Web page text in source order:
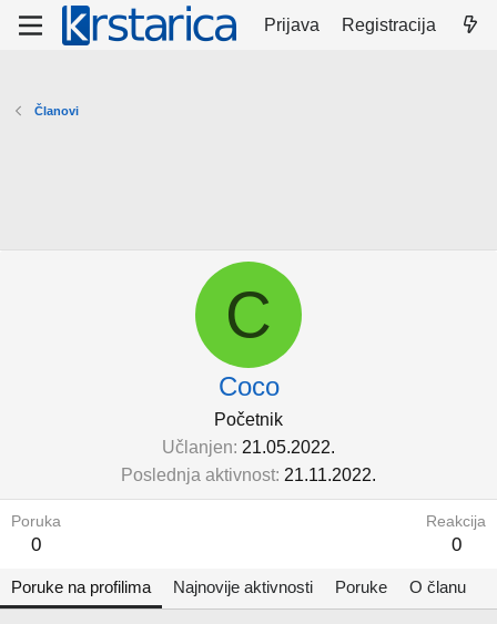
Prijava Registracija
Članovi
C
Coco
Početnik
Učlanjen 21.05.2022.
Poslednja aktivnost 21.11.2022.
Poruka
0
Reakcija
0
Poruke na profilima Najnovije aktivnosti Poruke O članu